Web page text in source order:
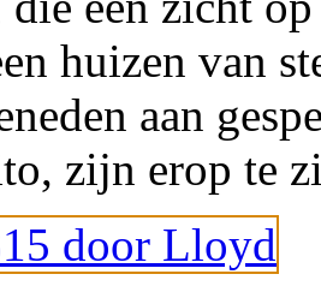
huizen van
aan
zijn erop te